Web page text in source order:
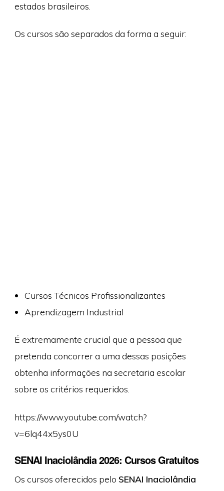
estados brasileiros.
Os cursos são separados da forma a seguir:
Cursos Técnicos Profissionalizantes
Aprendizagem Industrial
É extremamente crucial que a pessoa que
pretenda concorrer a uma dessas posições
obtenha informações na secretaria escolar
sobre os critérios requeridos.
https://www.youtube.com/watch?
v=6lq44x5ys0U
SENAI Inaciolândia 2026: Cursos Gratuitos
Os cursos oferecidos pelo SENAI Inaciolândia